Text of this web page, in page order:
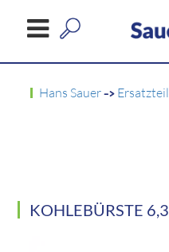
Hans Sauer->
KOHLEBÜRSTE